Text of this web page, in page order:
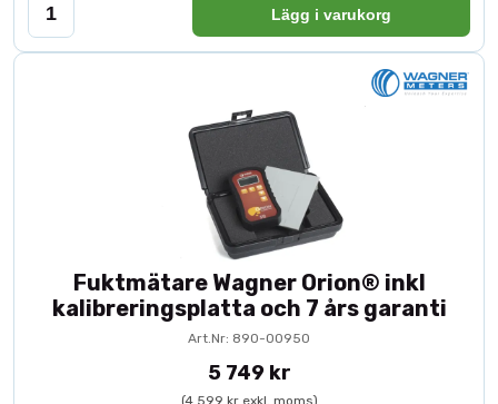
Lägg i varukorg
Fuktmätare Wagner Orion® inkl
kalibreringsplatta och 7 års garanti
Art.Nr: 890-00950
5 749 kr
(4 599 kr exkl. moms)